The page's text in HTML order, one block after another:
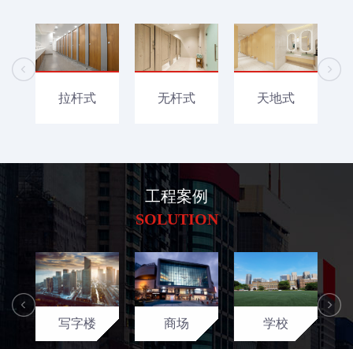
拉杆式 无杆式 天地式
工程案例
SOLUTION
写字楼 商场 学校